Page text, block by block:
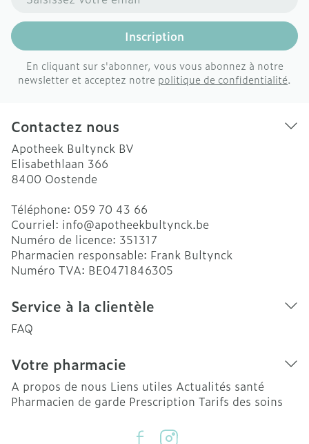
Inscription
En cliquant sur s'abonner, vous vous abonnez à notre
newsletter et acceptez notre politique de confidentialité.
Contactez nous
Apotheek Bultynck BV
Elisabethlaan 366
8400 Oostende
Téléphone: 059 70 43 66
Courriel: info@apotheekbultynck.be
Numéro de licence: 351317
Pharmacien responsable: Frank Bultynck
Numéro TVA: BE0471846305
Service à la clientèle
FAQ
Votre pharmacie
A propos de nous Liens utiles Actualités santé
Pharmacien de garde Prescription Tarifs des soins